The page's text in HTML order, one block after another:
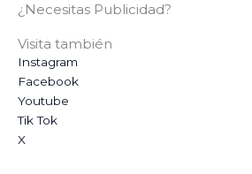
¿Necesitas Publicidad?
Visita también
Instagram
Facebook
Youtube
Tik Tok
X